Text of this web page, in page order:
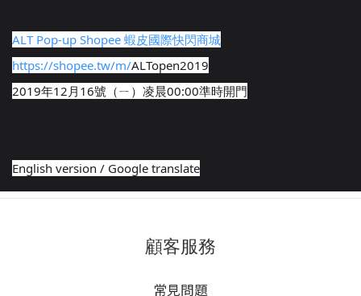
ALT Pop-up Shopee 蝦皮國際快閃商城
https://shopee.tw/m/ALTopen2019
2019年12月16號（ㄧ）凌晨00:00準時開門
English version / Google translate
顧客服務
常見問題